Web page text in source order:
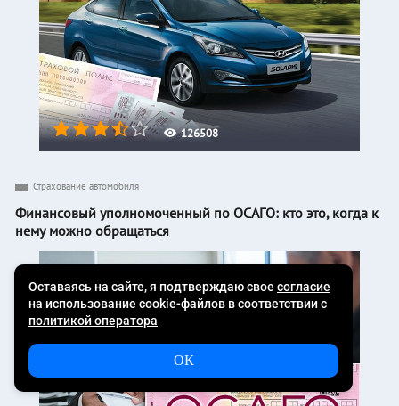
126508
Страхование автомобиля
Финансовый уполномоченный по ОСАГО: кто это, когда к
нему можно обращаться